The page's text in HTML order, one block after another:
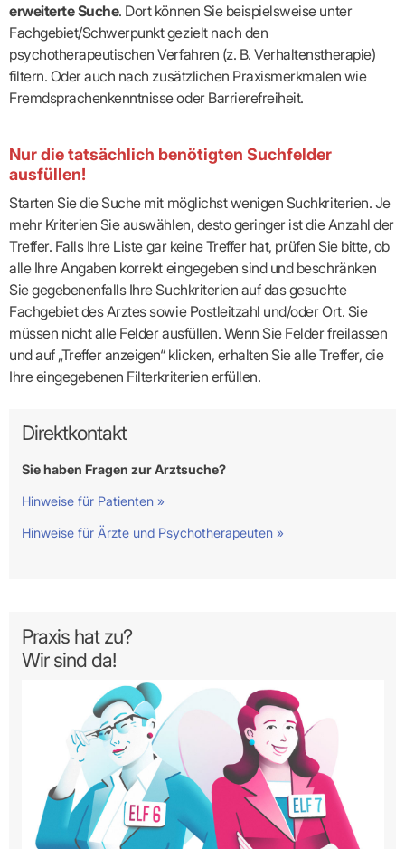
erweiterte Suche. Dort können Sie beispielsweise unter
Fachgebiet/Schwerpunkt gezielt nach den
psychotherapeutischen Verfahren (z. B. Verhaltenstherapie)
filtern. Oder auch nach zusätzlichen Praxismerkmalen wie
Fremdsprachenkenntnisse oder Barrierefreiheit.
Nur die tatsächlich benötigten Suchfelder
ausfüllen!
Starten Sie die Suche mit möglichst wenigen Suchkriterien. Je
mehr Kriterien Sie auswählen, desto geringer ist die Anzahl der
Treffer. Falls Ihre Liste gar keine Treffer hat, prüfen Sie bitte, ob
alle Ihre Angaben korrekt eingegeben sind und beschränken
Sie gegebenenfalls Ihre Suchkriterien auf das gesuchte
Fachgebiet des Arztes sowie Postleitzahl und/oder Ort. Sie
müssen nicht alle Felder ausfüllen. Wenn Sie Felder freilassen
und auf „Treffer anzeigen“ klicken, erhalten Sie alle Treffer, die
Ihre eingegebenen Filterkriterien erfüllen.
Direktkontakt
Sie haben Fragen zur Arztsuche?
Hinweise für Patienten »
Hinweise für Ärzte und Psychotherapeuten »
Praxis hat zu?
Wir sind da!